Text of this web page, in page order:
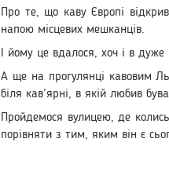
Про те, що каву Європі
напою місцевих мешканців.
І йому це вдалося, хоч і в дуже
А ще на прогулянці кавовим
біля кав’ярні, в якій любив
Пройдемося вулицею, де
порівняти з тим, яким він є